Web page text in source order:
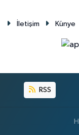
İletişim Künye
RSS